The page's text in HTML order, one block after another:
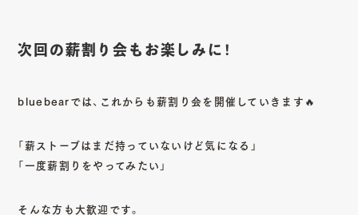
次回の薪割り会もお楽しみに！
bluebearでは、これからも薪割り会を開催していきます🔥
「薪ストーブはまだ持っていないけど気になる」
「一度薪割りをやってみたい」
そんな方も大歓迎です。